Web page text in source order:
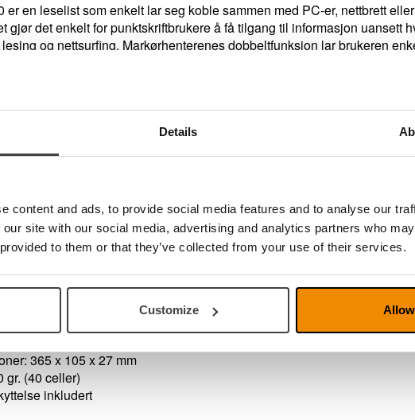
Details
content and ads, to provide social media features and to analyse our
site with our social media, advertising and analytics partners who
to them or that they’ve collected from your use of their services.
Customize
er en leselist som enkelt lar seg koble sammen med PC-er, nettbrett
gjør det enkelt for punktskriftbrukere å få tilgang til informasjon uansett
og nettsurfing. Markørhenterenes dobbeltfunksjon lar brukeren
/ 8 punkter pr celle
med dobbeltfunksjon
og navigasjonstaster
MB LPDDR2 (900 MHz)
GB
GHz 802.11ac dual band
4.2 LS BLE
Jack 3,5 mm
6000mAh (22,2 W)
med ekstern strømadapter USB C (protokoll PD Universal 2.0)
365 x 105 x 27 mm
gr. (40 celler)
inkludert